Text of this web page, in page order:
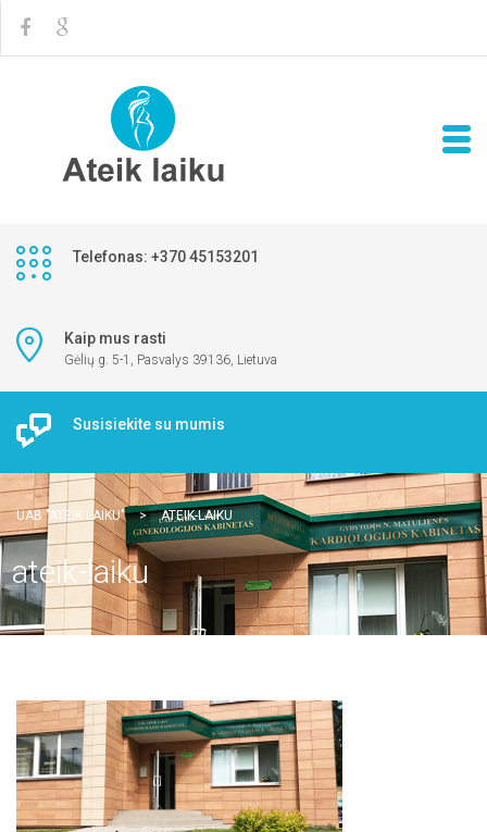
Telefonas: +370 45153201
Kaip mus rasti
Gėlių g. 5-1, Pasvalys 39136, Lietuva
Susisiekite su mumis
UAB "ATEIK LAIKU" > ATEIK-LAIKU
ateik-laiku